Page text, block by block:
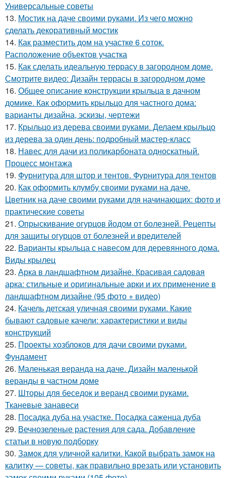
Универсальные советы
13. Мостик на даче своими руками. Из чего можно
сделать декоративный мостик
14. Как разместить дом на участке 6 соток.
Расположение объектов участка
15. Как сделать идеальную террасу в загородном доме.
Смотрите видео: Дизайн террасы в загородном доме
16. Общее описание конструкции крыльца в дачном
домике. Как оформить крыльцо для частного дома:
варианты дизайна, эскизы, чертежи
17. Крыльцо из дерева своими руками. Делаем крыльцо
из дерева за один день: подробный мастер-класс
18. Навес для дачи из поликарбоната односкатный.
Процесс монтажа
19. Фурнитура для штор и тентов. Фурнитура для тентов
20. Как оформить клумбу своими руками на даче.
Цветник на даче своими руками для начинающих: фото и
практические советы
21. Опрыскивание огурцов йодом от болезней. Рецепты
для защиты огурцов от болезней и вредителей
22. Варианты крыльца с навесом для деревянного дома.
Виды крылец
23. Арка в ландшафтном дизайне. Красивая садовая
арка: стильные и оригинальные арки и их применение в
ландшафтном дизайне (95 фото + видео)
24. Качель детская уличная своими руками. Какие
бывают садовые качели: характеристики и виды
конструкций
25. Проекты хозблоков для дачи своими руками.
Фундамент
26. Маленькая веранда на даче. Дизайн маленькой
веранды в частном доме
27. Шторы для беседок и веранд своими руками.
Тканевые занавеси
28. Посадка дуба на участке. Посадка саженца дуба
29. Вечнозеленые растения для сада. Добавление
статьи в новую подборку
30. Замок для уличной калитки. Какой выбрать замок на
калитку — советы, как правильно врезать или установить